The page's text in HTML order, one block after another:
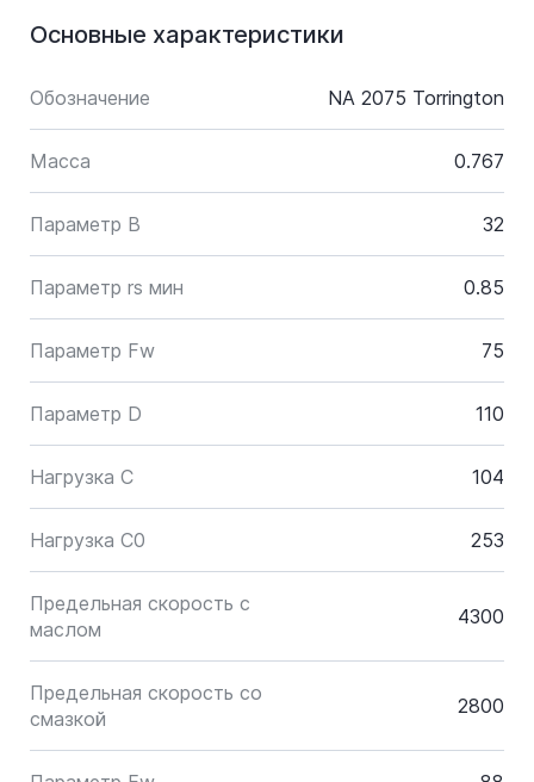
Основные характеристики
Обозначение NA 2075 Torrington
Масса 0.767
Параметр B 32
Параметр rs мин 0.85
Параметр Fw 75
Параметр D 110
Нагрузка C 104
Нагрузка C0 253
Предельная скорость с
маслом
4300
Предельная скорость со
смазкой
2800